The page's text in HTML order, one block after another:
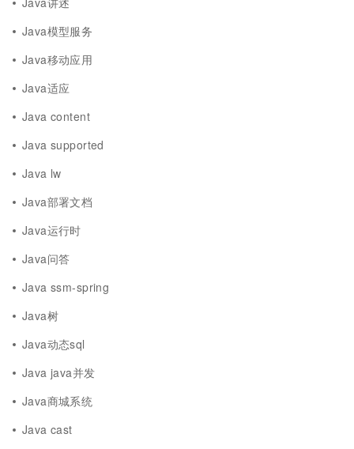
Java模型服务
Java移动应用
Java适应
Java content
Java supported
Java lw
Java部署文档
Java运行时
Java问答
Java ssm-spring
Java树
Java动态sql
Java java并发
Java商城系统
Java cast